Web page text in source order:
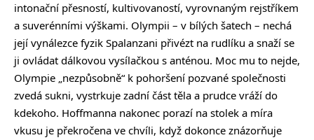
intonační přesností, kultivovaností, vyrovnaným rejstříkem
a suverénními výškami. Olympii – v bílých šatech – nechá
její vynálezce fyzik Spalanzani přivézt na rudlíku a snaží se
ji ovládat dálkovou vysílačkou s anténou. Moc mu to nejde,
Olympie „nezpůsobně“ k pohoršení pozvané společnosti
zvedá sukni, vystrkuje zadní část těla a prudce vráží do
kdekoho. Hoffmanna nakonec porazí na stolek a míra
vkusu je překročena ve chvíli, když dokonce znázorňuje